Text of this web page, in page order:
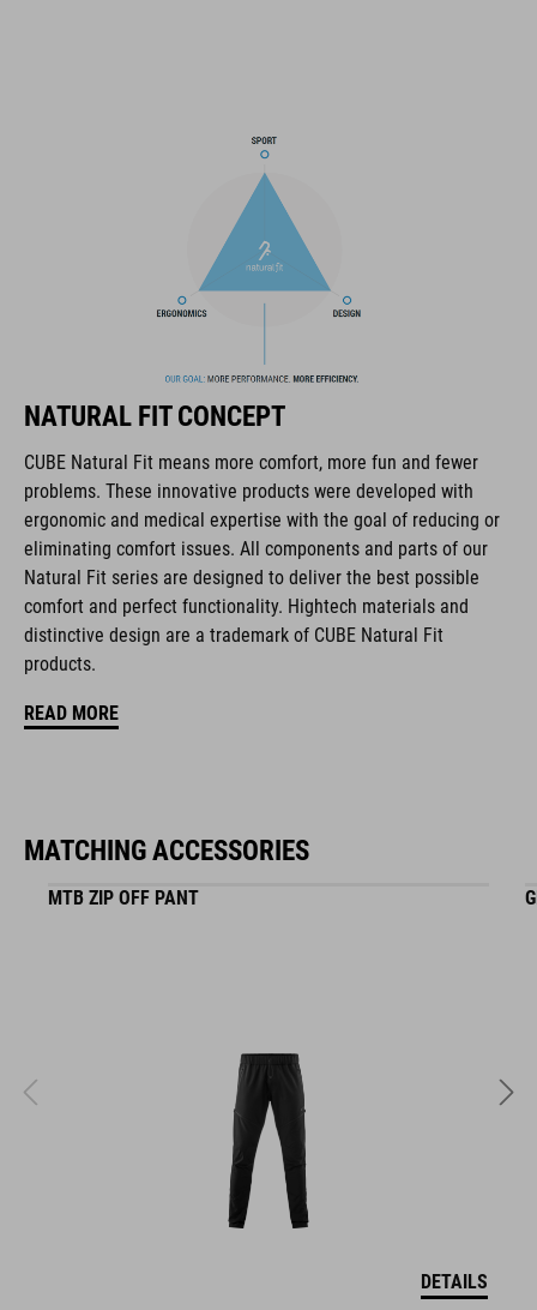
black
MAAT
S (49-55) - M (52-57) - L (57-62)
MATERIAAL
CUBE_Helmet_Manual( PDF 1.50 MB )
NATURAL FIT CONCEPT
CUBE Natural Fit means more comfort, more fun and fewer
problems. These innovative products were developed with
ergonomic and medical expertise with the goal of reducing or
eliminating comfort issues. All components and parts of our
Natural Fit series are designed to deliver the best possible
comfort and perfect functionality. Hightech materials and
distinctive design are a trademark of CUBE Natural Fit
products.
READ MORE
MATCHING ACCESSORIES
MTB ZIP OFF PANT
DETAILS